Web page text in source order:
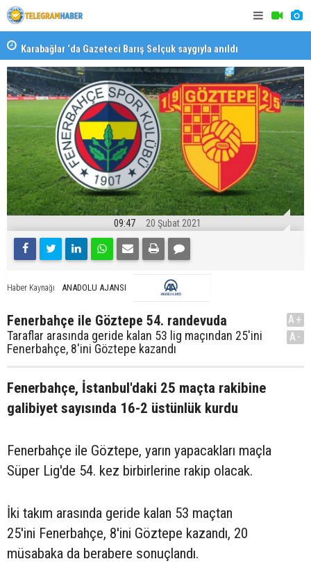
Karabağlar ‘da Gazeteci Barış Selçuk saygıyla anıldı
09:47 20 Şubat 2021
Haber Kaynağı ANADOLU AJANSI
Fenerbahçe ile Göztepe 54. randevuda
Taraflar arasında geride kalan 53 lig maçından 25'ini
Fenerbahçe, 8'ini Göztepe kazandı
A+
A-
Fenerbahçe, İstanbul'daki 25 maçta rakibine
galibiyet sayısında 16-2 üstünlük kurdu
Fenerbahçe ile Göztepe, yarın yapacakları maçla
Süper Lig'de 54. kez birbirlerine rakip olacak.
İki takım arasında geride kalan 53 maçtan
25'ini Fenerbahçe, 8'ini Göztepe kazandı, 20
müsabaka da berabere sonuçlandı.